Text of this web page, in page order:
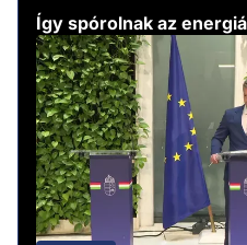
Így spórolnak az